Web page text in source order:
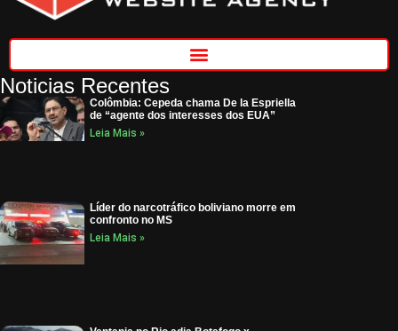
Noticias Recentes
Colômbia: Cepeda chama De la Espriella
de “agente dos interesses dos EUA”
Leia Mais »
Líder do narcotráfico boliviano morre em
confronto no MS
Leia Mais »